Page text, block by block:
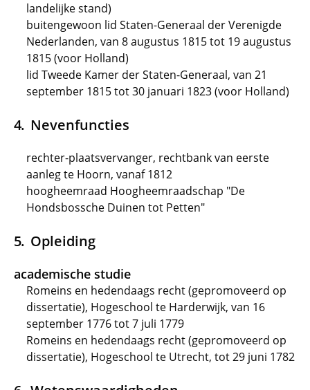
landelijke stand)
buitengewoon lid Staten-Generaal der Verenigde
Nederlanden, van 8 augustus 1815 tot 19 augustus
1815 (voor Holland)
lid Tweede Kamer der Staten-Generaal, van 21
september 1815 tot 30 januari 1823 (voor Holland)
Nevenfuncties
rechter-plaatsvervanger, rechtbank van eerste
aanleg te Hoorn, vanaf 1812
hoogheemraad Hoogheemraadschap "De
Hondsbossche Duinen tot Petten"
Opleiding
academische studie
Romeins en hedendaags recht (gepromoveerd op
dissertatie), Hogeschool te Harderwijk, van 16
september 1776 tot 7 juli 1779
Romeins en hedendaags recht (gepromoveerd op
dissertatie), Hogeschool te Utrecht, tot 29 juni 1782